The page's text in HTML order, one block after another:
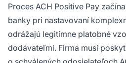
Proces ACH Positive Pay
banky pri nastavovaní
odrážajú legitímne platobné
dodávateľmi. Firma musí